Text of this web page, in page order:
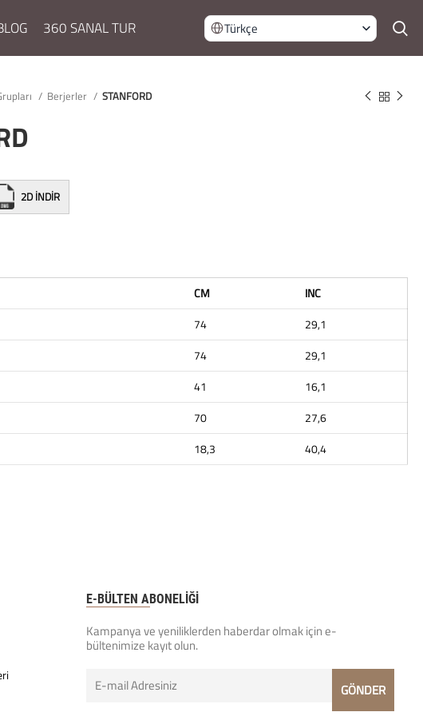
360 SANAL TUR Türkçe
Berjerler STANFORD
2D İNDİR
CM
INC
74
29,1
74
29,1
41
16,1
70
27,6
18,3 40,4
E-BÜLTEN ABONELİĞİ
Kampanya ve yeniliklerden haberdar olmak için e-
bültenimize kayıt olun.